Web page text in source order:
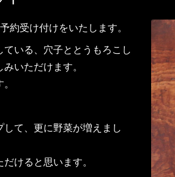
約受け付けをいたします。
いる、穴子ととうもろこし
いただけます。
して、更に野菜が増えまし
けると思います。